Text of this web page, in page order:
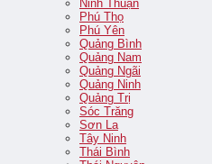
Ninh Thuận
Phú Thọ
Phú Yên
Quảng Bình
Quảng Nam
Quảng Ngãi
Quảng Ninh
Quảng Trị
Sóc Trăng
Sơn La
Tây Ninh
Thái Bình